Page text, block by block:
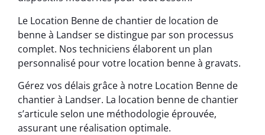
Le Location Benne de chantier de location de
benne à Landser se distingue par son processus
complet. Nos techniciens élaborent un plan
personnalisé pour votre location benne à gravats.
Gérez vos délais grâce à notre Location Benne de
chantier à Landser. La location benne de chantier
s’articule selon une méthodologie éprouvée,
assurant une réalisation optimale.